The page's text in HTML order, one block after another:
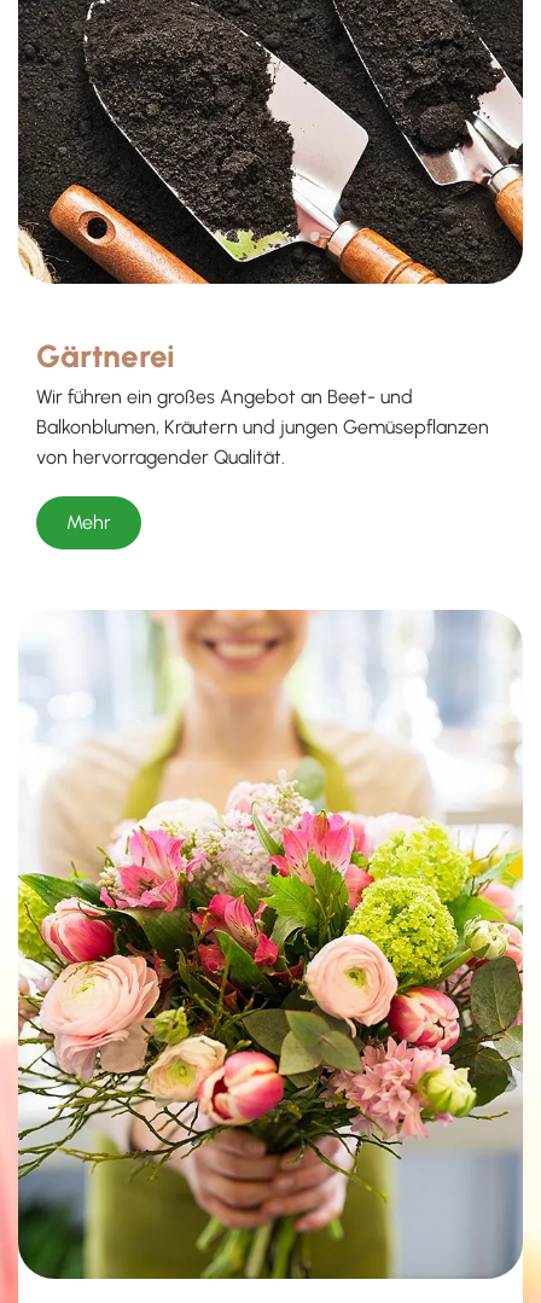
Gärtnerei
Wir führen ein großes Angebot an Beet- und
Balkonblumen, Kräutern und jungen Gemüsepflanzen
von hervorragender Qualität.
Mehr